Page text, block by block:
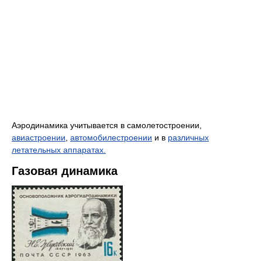
Аэродинамика учитывается в самолетостроении,
авиастроении автомобилестроении и в различных
летательных аппаратах.
Газовая динамика